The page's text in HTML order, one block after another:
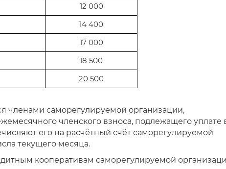
12 000
14 400
17 000
18 500
20 500
членами саморегулируемой организации,
членского взноса, подлежащего уплате
его на расчётный счёт саморегулируемой
текущего месяца.
кооперативам саморегулируемой